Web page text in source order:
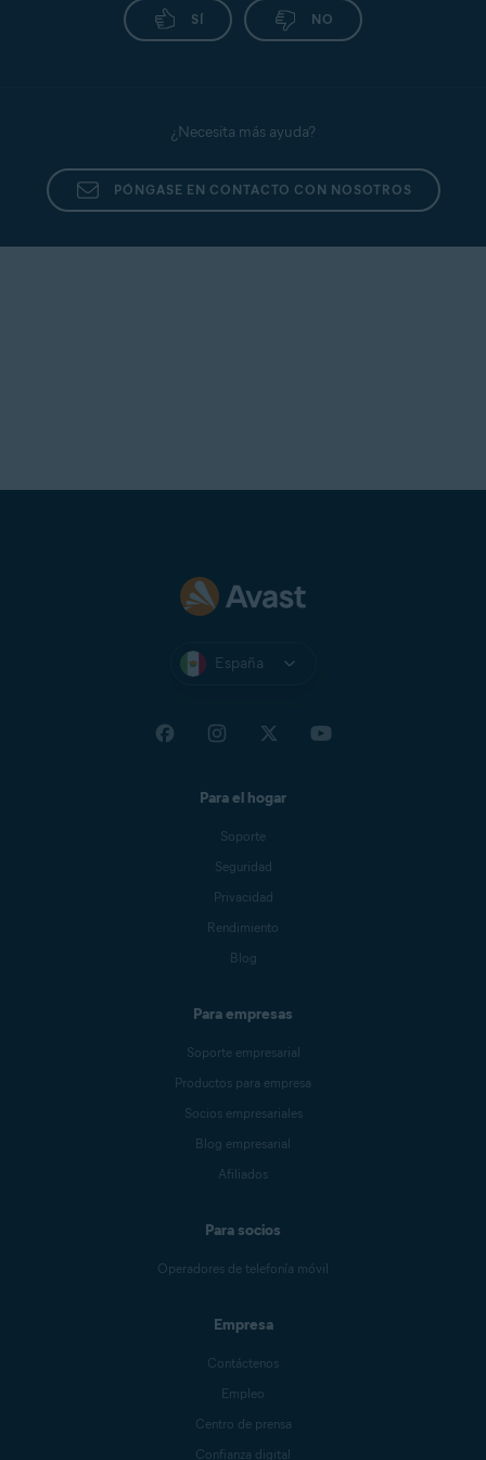
SÍ NO
¿Necesita más ayuda?
PÓNGASE EN CONTACTO CON NOSOTROS
España
Para el hogar
Soporte
Seguridad
Privacidad
Rendimiento
Blog
Para empresas
Soporte empresarial
Productos para empresa
Socios empresariales
Blog empresarial
Afiliados
Para socios
Operadores de telefonía móvil
Empresa
Contáctenos
Empleo
Centro de prensa
Confianza digital